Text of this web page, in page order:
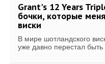
Grant's 12 Years
бочки, которые
виски
В мире шотландского
уже давно перестал быть